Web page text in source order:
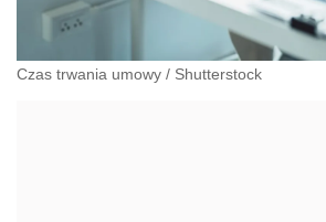
Czas trwania umowy / Shutterstock